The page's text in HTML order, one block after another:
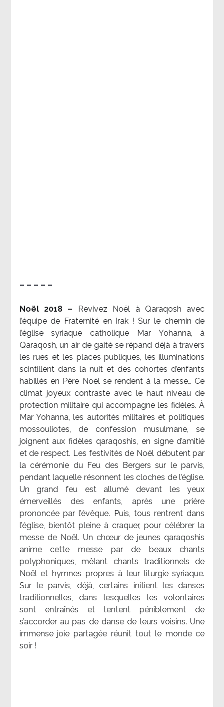
– – – – –
Noël 2018 –
Revivez Noël à Qaraqosh avec
l’équipe de Fraternité en Irak ! Sur le chemin de
l’église syriaque catholique Mar Yohanna, à
Qaraqosh, un air de gaité se répand déjà à travers
les rues et les places publiques, les illuminations
scintillent dans la nuit et des cohortes d’enfants
habillés en Père Noël se rendent à la messe… Ce
climat joyeux contraste avec le haut niveau de
protection militaire qui accompagne les fidèles. À
Mar Yohanna, les autorités militaires et politiques
mossouliotes, de confession musulmane, se
joignent aux fidèles qaraqoshis, en signe d’amitié
et de respect. Les festivités de Noël débutent par
la cérémonie du Feu des Bergers sur le parvis,
pendant laquelle résonnent les cloches de l’église.
Un grand feu est allumé devant les yeux
émerveillés des enfants, après une prière
prononcée par l’évêque. Puis, tous rentrent dans
l’église, bientôt pleine à craquer, pour célébrer la
messe de Noël. Un chœur de jeunes qaraqoshis
anime cette messe par de beaux chants
polyphoniques, mêlant chants traditionnels de
Noël et hymnes propres à leur liturgie syriaque.
Sur le parvis, déjà, certains initient les danses
traditionnelles, dans lesquelles les volontaires
sont entraînés et tentent péniblement de
s’accorder au pas de danse de leurs voisins. Une
immense joie partagée réunit tout le monde ce
soir !